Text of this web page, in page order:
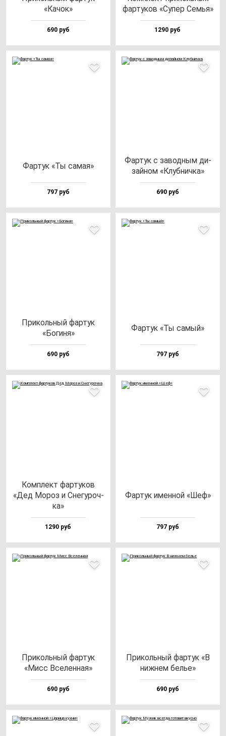
«Качок»
690 руб
фар­ту­ков «Супер Семья»
1290 руб
Фар­тук «Ты са­мая»
797 руб
Фар­тук с за­вод­ным ди­
зай­ном «Клуб­нич­ка»
690 руб
При­коль­ный фар­тук
«Боги­ня»
690 руб
Фар­тук «Ты са­мый»
797 руб
Ком­плект фар­ту­ков
«Дед Мороз и Сне­гу­роч­
ка»
1290 руб
Фар­тук имен­ной «Шеф»
797 руб
При­коль­ный фар­тук
«Мисс Все­лен­ная»
690 руб
При­коль­ный фар­тук «В
ниж­нем белье»
690 руб